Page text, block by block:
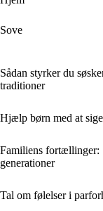
Sove
Sådan styrker du
traditioner
Hjælp børn med at
Familiens fortællinger:
generationer
Tal om følelser i